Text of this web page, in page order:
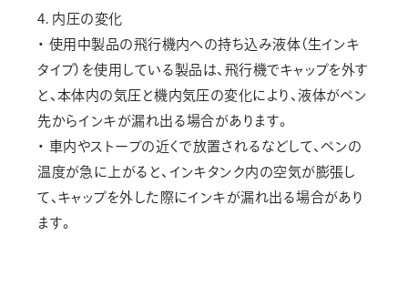
4. 内圧の変化
・ 使用中製品の飛行機内への持ち込み液体（生インキ
タイプ）を使用している製品は、飛行機でキャップを外す
と、本体内の気圧と機内気圧の変化により、液体がペン
先からインキが漏れ出る場合があります。
・ 車内やストーブの近くで放置されるなどして、ペンの
温度が急に上がると、インキタンク内の空気が膨張し
て、キャップを外した際にインキが漏れ出る場合があり
ます。